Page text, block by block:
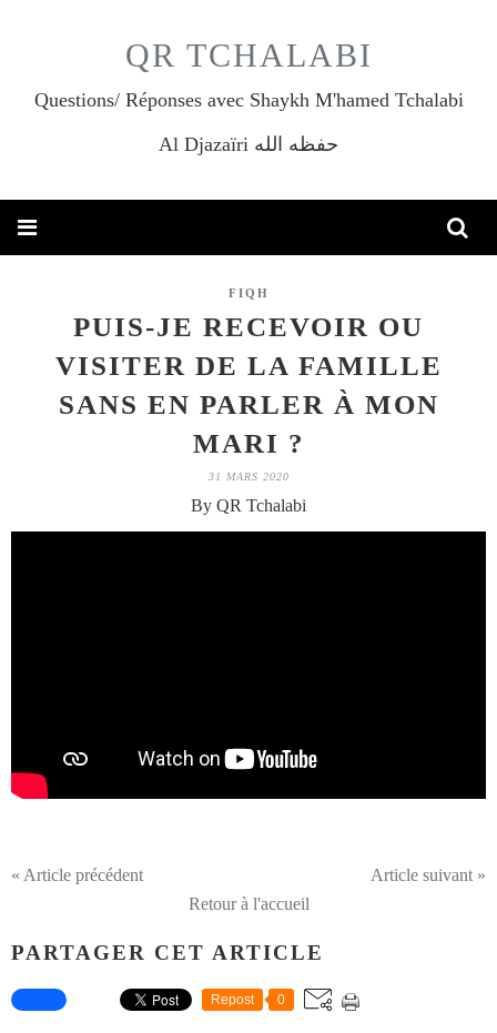
QR TCHALABI
Questions/ Réponses avec Shaykh M'hamed Tchalabi
Al Djazaïri حفظه الله
FIQH
PUIS-JE RECEVOIR OU
VISITER DE LA FAMILLE
SANS EN PARLER À MON
MARI ?
31 MARS 2020
By QR Tchalabi
« Article précédent
Article suivant »
Retour à l'accueil
PARTAGER CET ARTICLE
Repost 0